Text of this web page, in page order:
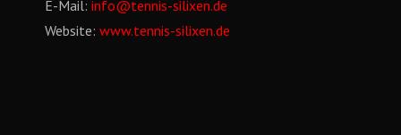
E-Mail: info@tennis-silixen.de
Website: www.tennis-silixen.de